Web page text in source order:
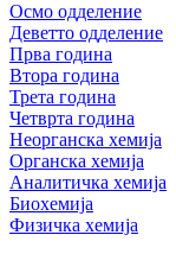
Осмо одделение
Деветто одделение
Прва година
Втора година
Трета година
Четврта година
Неорганска хемија
Органска хемија
Аналитичка хемија
Биохемија
Физичка хемија